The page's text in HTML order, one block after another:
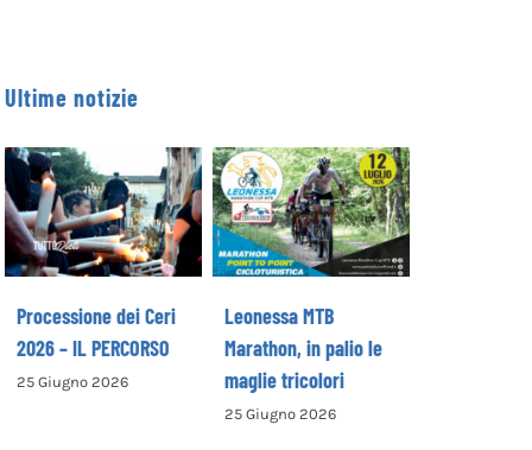
Ultime notizie
Processione dei
Ceri 2026 – IL
PERCORSO
Processione dei Ceri
2026 – IL PERCORSO
25 Giugno 2026
Leonessa MTB
Marathon, in
palio le maglie
tricolori
Leonessa MTB
Marathon, in palio le
maglie tricolori
25 Giugno 2026
La Cooperativa
Sociale Levante